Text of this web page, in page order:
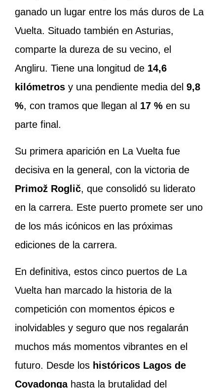
ganado un lugar entre los más duros de La
Vuelta. Situado también en Asturias,
comparte la dureza de su vecino, el
Angliru. Tiene una longitud de 14,6
kilómetros y una pendiente media del 9,8
%, con tramos que llegan al 17 % en su
parte final.
Su primera aparición en La Vuelta fue
decisiva en la general, con la victoria de
Primož Roglič, que consolidó su liderato
en la carrera. Este puerto promete ser uno
de los más icónicos en las próximas
ediciones de la carrera.
En definitiva, estos cinco puertos de La
Vuelta han marcado la historia de la
competición con momentos épicos e
inolvidables y seguro que nos regalarán
muchos más momentos vibrantes en el
futuro. Desde los históricos Lagos de
Covadongahasta la brutalidad del